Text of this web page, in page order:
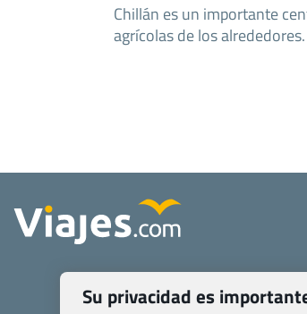
Chillán es un importante
agrícolas de los
Su privacidad es